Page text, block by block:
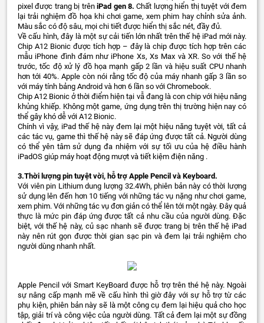
pixel được trang bị trêniPad gen 8.Chất lượng hiển thị tuyệt với đem
lại trải nghiệm đồ họa khi chơi game, xem phim hay chỉnh sửa ảnh.
Màu sắc có độ sâu, mọi chi tiết được hiển thị sắc nét, đầy đủ.
Về cấu hình, đây là một sự cải tiến lớn nhất trên thế hệ iPad mới này.
Chip A12 Bionic được tích hợp – đây là chip được tích hợp trên các
mẫu iPhone đình đám như iPhone Xs, Xs Max và XR. So với thế hệ
trước, tốc độ xử lý đồ họa mạnh gấp 2 lần và hiệu suất CPU nhanh
hơn tới 40%. Apple còn nói rằng tốc độ của máy nhanh gấp 3 lần so
với máy tính bảng Android và hơn 6 lần so với Chromebook.
Chip A12 Bionic ở thời điểm hiện tại vẫ đang là con chip với hiệu năng
khủng khiếp. Không một game, ứng dụng trên thị trường hiện nay có
thể gây khó dễ với A12 Bionic.
Chính vì vậy, iPad thế hệ này đem lại một hiệu năng tuyệt vời, tất cả
các tác vụ, game thì thế hệ này sẽ đáp ứng được tất cả. Người dùng
có thể yên tâm sử dụng đa nhiệm với sự tối ưu của hệ điều hành
iPadOS giúp máy hoạt động mượt và tiết kiệm điện năng .
3.Thời lượng pin tuyệt vời, hỗ trợ Apple Pencil và Keyboard.
Với viên pin Lithium dung lượng 32.4Wh, phiên bản này có thời lượng
sử dụng lên đến hơn 10 tiếng với những tác vụ nặng như chơi game,
xem phim. Với những tác vụ đơn giản có thể lên tới một ngày. Đây quả
thực là mức pin đáp ứng được tất cả nhu cầu của người dùng. Đặc
biệt, với thế hệ này, củ sạc nhanh sẽ được trang bị trên thế hệ iPad
này nên rút gọn được thời gian sạc pin và đem lại trải nghiệm cho
người dùng nhanh nhất.
Apple Pencil với Smart KeyBoard được hỗ trợ trên thé hệ này. Ngoài
sự nâng cấp mạnh mẽ về cấu hình thì giờ đây với sự hỗ trợ từ các
phụ kiện, phiên bản này sẽ là một công cụ đem lại hiệu quả cho học
tập, giải trí và công việc của người dùng. Tất cả đem lại một sự đồng